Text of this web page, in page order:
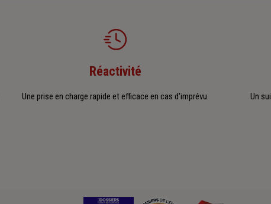
Réactivité
Une prise en charge rapide et efficace en cas d'imprévu. Un